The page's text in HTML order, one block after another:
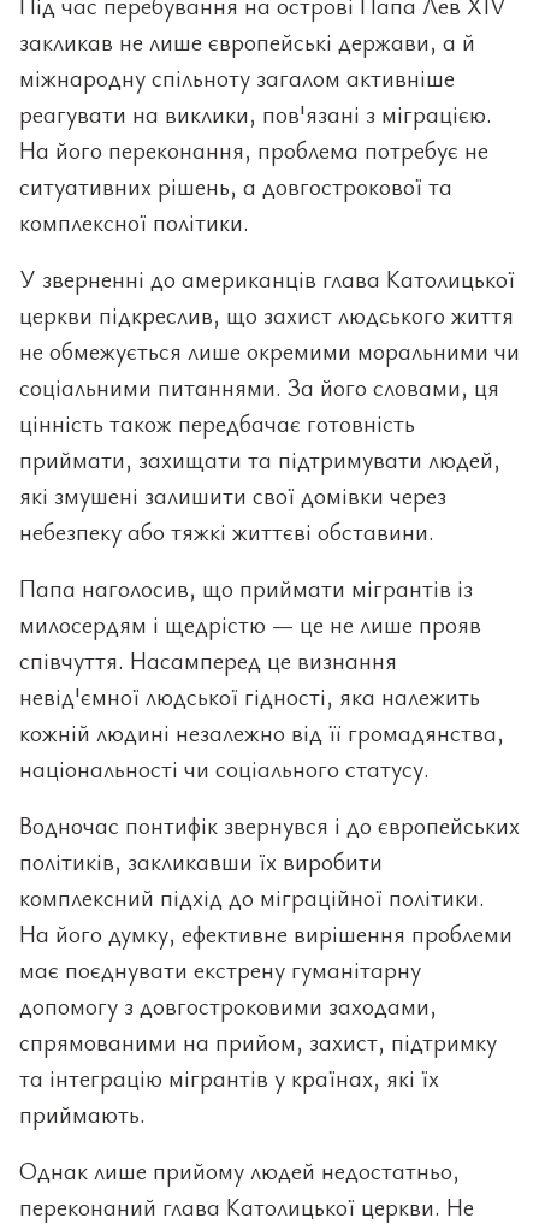
закликав не лише європейські держави, а й
міжнародну спільноту загалом активніше
реагувати на виклики, пов'язані з міграцією.
На його переконання, проблема потребує не
ситуативних рішень, а довгострокової та
комплексної політики.
У зверненні до американців глава Католицької
церкви підкреслив, що захист людського життя
не обмежується лише окремими моральними чи
соціальними питаннями. За його словами, ця
цінність також передбачає готовність
приймати, захищати та підтримувати людей,
які змушені залишити свої домівки через
небезпеку або тяжкі життєві обставини.
Папа наголосив, що приймати мігрантів із
милосердям і щедрістю — це не лише прояв
співчуття. Насамперед це визнання
невід'ємної людської гідності, яка належить
кожній людині незалежно від її громадянства,
національності чи соціального статусу.
Водночас понтифік звернувся і до європейських
політиків, закликавши їх виробити
комплексний підхід до міграційної політики.
На його думку, ефективне вирішення проблеми
має поєднувати екстрену гуманітарну
допомогу з довгостроковими заходами,
спрямованими на прийом, захист, підтримку
та інтеграцію мігрантів у країнах, які їх
приймають.
Однак лише прийому людей недостатньо,
переконаний глава Католицької церкви. Не